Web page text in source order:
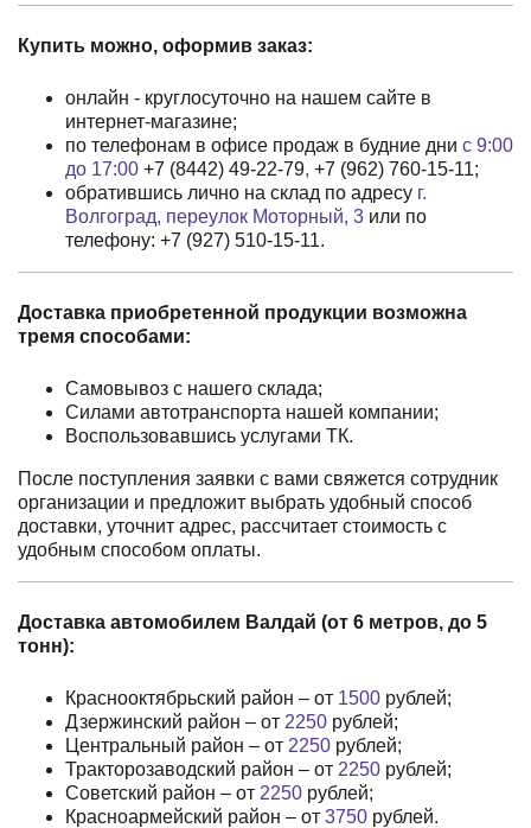
Купить можно, оформив заказ:
онлайн - круглосуточно на нашем сайте в
интернет-магазине;
по телефонам в офисе продаж в будние дни с 9:00
до 17:00 +7 (8442) 49-22-79, +7 (962) 760-15-11;
обратившись лично на склад по адресу г.
Волгоград, переулок Моторный, 3 или по
телефону: +7 (927) 510-15-11.
Доставка приобретенной продукции возможна
тремя способами:
Самовывоз с нашего склада;
Силами автотранспорта нашей компании;
Воспользовавшись услугами ТК.
После поступления заявки с вами свяжется сотрудник
организации и предложит выбрать удобный способ
доставки, уточнит адрес, рассчитает стоимость с
удобным способом оплаты.
Доставка автомобилем Валдай (от 6 метров, до 5
тонн):
Краснооктябрьский район – от 1500 рублей;
Дзержинский район – от 2250 рублей;
Центральный район – от 2250 рублей;
Тракторозаводский район – от 2250 рублей;
Советский район – от 2250 рублей;
Красноармейский район – от 3750 рублей.